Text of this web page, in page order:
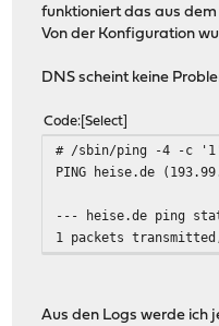
-Z, --zerocopy
-O, --omit N
--extra-data str
--udp-counters-
--repeating-
--dont-fragment
--username
--rsa-public-key-
funktioniert das aus
Von der Konfiguration
DNS scheint keine
Code Select
# /sbin/ping -4 -c
PING heise.de
--- heise.de ping
1 packets
Aus den Logs werde ich